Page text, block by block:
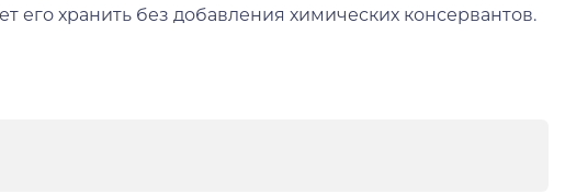
его хранить без добавления химических консервантов.